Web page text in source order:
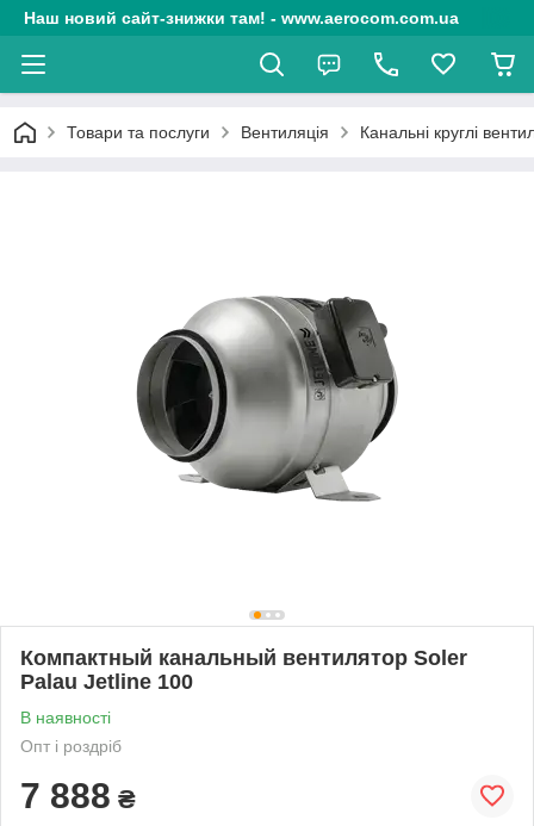
Наш новий сайт-знижки там! - www.aerocom.com.ua
Товари та послуги Вентиляція Канальні круглі
Компактный канальный вентилятор Soler
Palau Jetline 100
В наявності
Опт і роздріб
7 888 ₴